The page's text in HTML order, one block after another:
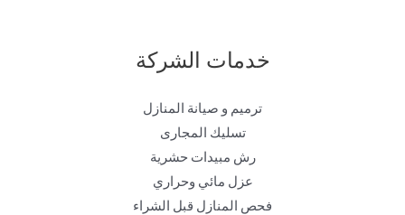
خدمات الشركة
ترميم و صيانة المنازل
تسليك المجارى
رش مبيدات حشرية
عزل مائي وحراري
فحص المنازل قبل الشراء